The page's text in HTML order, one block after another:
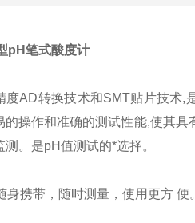
pH笔式酸度计
转换技术和SMT贴片技术,
操作和准确的测试性能,使其具
。是pH值测试的*选择。
带，随时测量，使用更方 便